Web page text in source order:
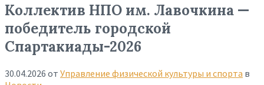
Коллектив НПО им. Лавочкина —
победитель городской
Спартакиады-2026
30.04.2026 от Управление физической культуры и спорта в